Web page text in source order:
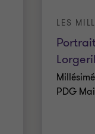
LES
PDG